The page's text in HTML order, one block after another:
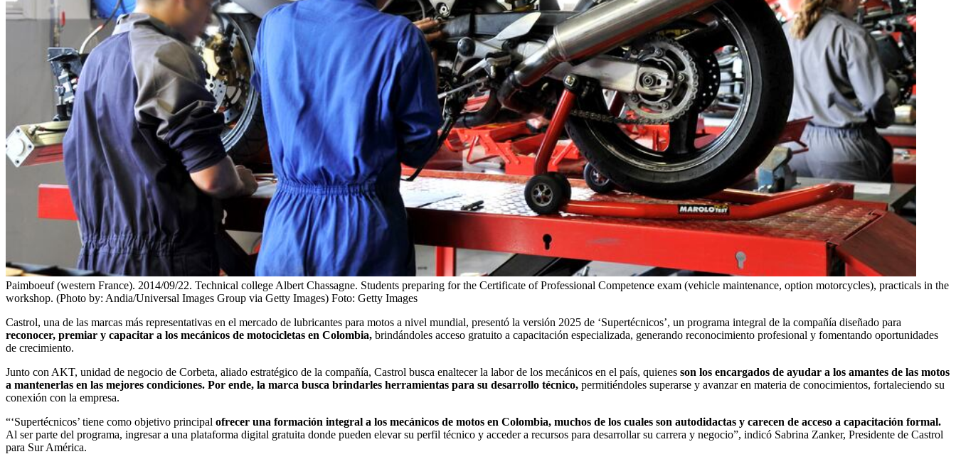
Paimboeuf (western France). 2014/09/22. Technical college Albert Chassagne. Students preparing for the Certificate of Professional Competence exam (vehicle maintenance, option motorcycles), practicals in the
workshop. (Photo by: Andia/Universal Images Group via Getty Images) Foto: Getty Images
Castrol, una de las marcas más representativas en el mercado de lubricantes para motos a nivel mundial, presentó la versión 2025 de ‘Supertécnicos’, un programa integral de la compañía diseñado para
reconocer, premiar y capacitar a los mecánicos de motocicletas en Colombia, brindándoles acceso gratuito a capacitación especializada, generando reconocimiento profesional y fomentando oportunidades
de crecimiento.
Junto con AKT, unidad de negocio de Corbeta, aliado estratégico de la compañía, Castrol busca enaltecer la labor de los mecánicos en el país, quienes son los encargados de ayudar a los amantes de las motos
a mantenerlas en las mejores condiciones. Por ende, la marca busca brindarles herramientas para su desarrollo técnico, permitiéndoles superarse y avanzar en materia de conocimientos, fortaleciendo su
conexión con la empresa.
“‘Supertécnicos’ tiene como objetivo principal ofrecer una formación integral a los mecánicos de motos en Colombia, muchos de los cuales son autodidactas y carecen de acceso a capacitación formal.
Al ser parte del programa, ingresar a una plataforma digital gratuita donde pueden elevar su perfil técnico y acceder a recursos para desarrollar su carrera y negocio”, indicó Sabrina Zanker, Presidente de Castrol
para Sur América.